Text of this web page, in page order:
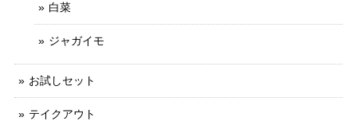
白菜
ジャガイモ
お試しセット
テイクアウト